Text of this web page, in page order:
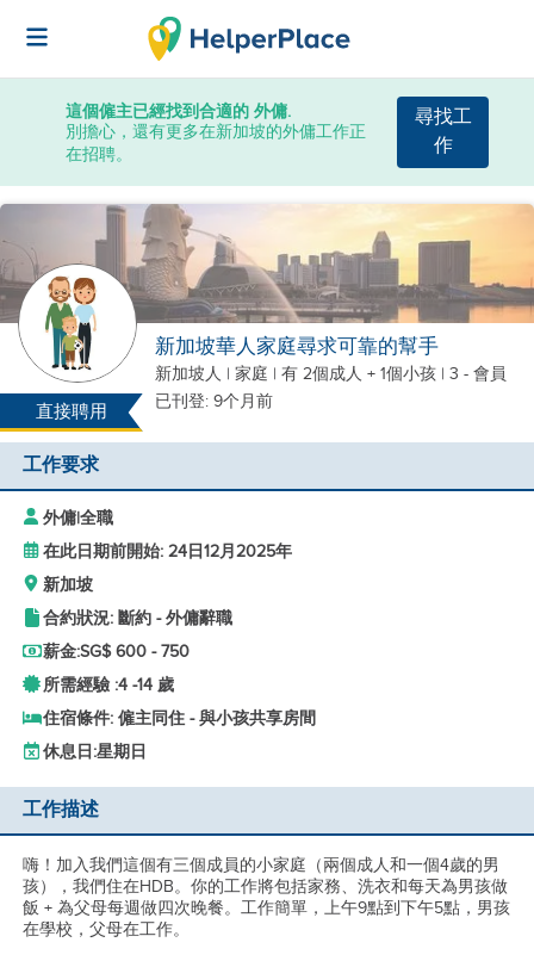
這個僱主已經找到合適的 外傭.
別擔心，還有更多在新加坡的外傭工作正
在招聘。
尋找工
作
直接聘用
新加坡華人家庭尋求可靠的幫手
新加坡人 | 家庭 | 有 2個成人 + 1個小孩 | 3 - 會員
已刊登: 9个月前
工作要求
外傭|全職
在此日期前開始: 24日12月2025年
新加坡
合約狀況: 斷約 - 外傭辭職
薪金:SG$ 600 - 750
所需經驗 :4 -14 歲
住宿條件: 僱主同住 - 與小孩共享房間
休息日:星期日
工作描述
嗨！加入我們這個有三個成員的小家庭（兩個成人和一個4歲的男
孩），我們住在HDB。你的工作將包括家務、洗衣和每天為男孩做
飯 + 為父母每週做四次晚餐。工作簡單，上午9點到下午5點，男孩
在學校，父母在工作。